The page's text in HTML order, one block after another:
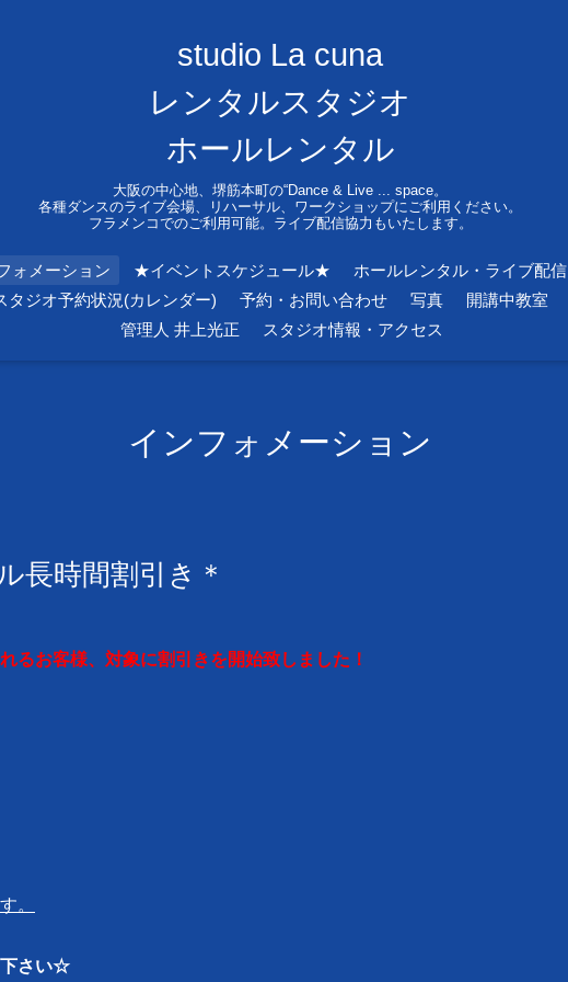
studio La cuna
レンタルスタジオ
ホールレンタル
大阪の中心地、堺筋本町の“Dance & Live ... space。
各種ダンスのライブ会場、リハーサル、ワークショップにご利用ください。
フラメンコでのご利用可能。ライブ配信協力もいたします。
ォメーション ★イベントスケジュール★ ホールレンタル・ライブ配信
タジオ予約状況(カレンダー) 予約・お問い合わせ 写真 開講中教室
管理人 井上光正
スタジオ情報・アクセス
インフォメーション
長時間割引き＊
るお客様、対象に割引きを開始致しました！
。
下さい☆